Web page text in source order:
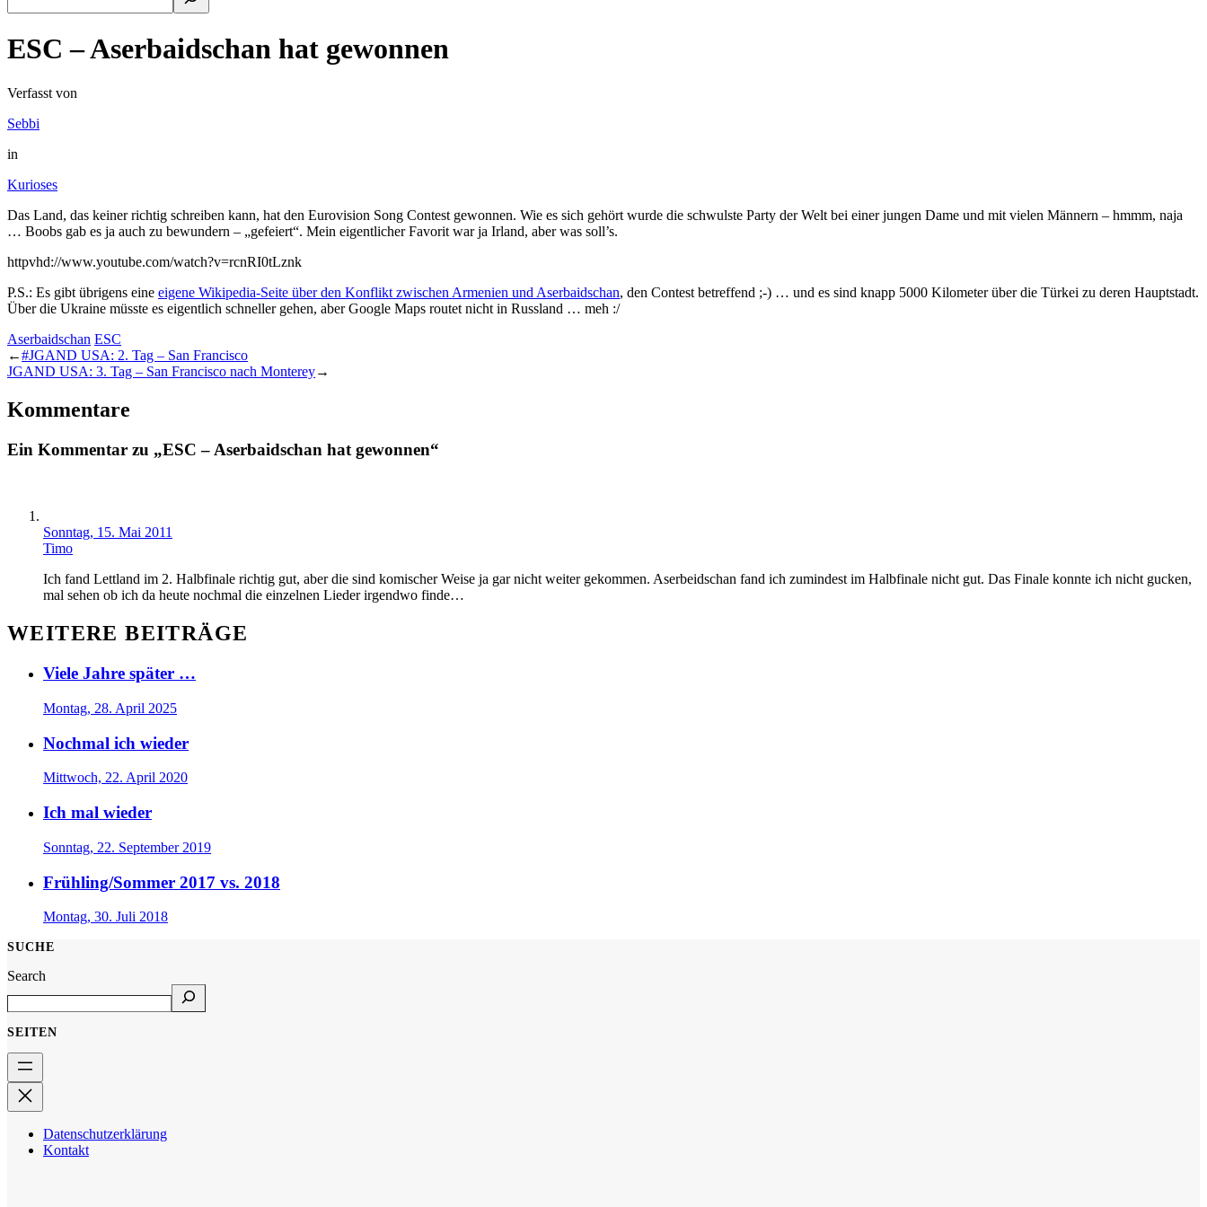
ESC – Aserbaidschan hat gewonnen
Verfasst von
Sebbi
in
Kurioses
Das Land, das keiner richtig schreiben kann, hat den Eurovision Song Contest gewonnen. Wie es sich gehört wurde die schwulste Party der Welt bei einer jungen Dame und mit vielen Männern – hmmm, naja
… Boobs gab es ja auch zu bewundern – „gefeiert“. Mein eigentlicher Favorit war ja Irland, aber was soll’s.
httpvhd://www.youtube.com/watch?v=rcnRI0tLznk
P.S.: Es gibt übrigens eine eigene Wikipedia-Seite über den Konflikt zwischen Armenien und Aserbaidschan, den Contest betreffend ;-) … und es sind knapp 5000 Kilometer über die Türkei zu deren Hauptstadt.
Über die Ukraine müsste es eigentlich schneller gehen, aber Google Maps routet nicht in Russland … meh :/
Aserbaidschan ESC
←#JGAND USA: 2. Tag – San Francisco
JGAND USA: 3. Tag – San Francisco nach Monterey→
Kommentare
Ein Kommentar zu „ESC – Aserbaidschan hat gewonnen“
Sonntag, 15. Mai 2011
Timo
Ich fand Lettland im 2. Halbfinale richtig gut, aber die sind komischer Weise ja gar nicht weiter gekommen. Aserbeidschan fand ich zumindest im Halbfinale nicht gut. Das Finale konnte ich nicht gucken,
mal sehen ob ich da heute nochmal die einzelnen Lieder irgendwo finde…
WEITERE BEITRÄGE
Viele Jahre später …
Montag, 28. April 2025
Nochmal ich wieder
Mittwoch, 22. April 2020
Ich mal wieder
Sonntag, 22. September 2019
Frühling/Sommer 2017 vs. 2018
Montag, 30. Juli 2018
SUCHE
Search
SEITEN
Datenschutzerklärung
Kontakt